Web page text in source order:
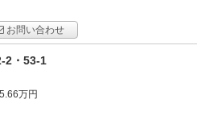
お問い合わせ
2・53-1
万円